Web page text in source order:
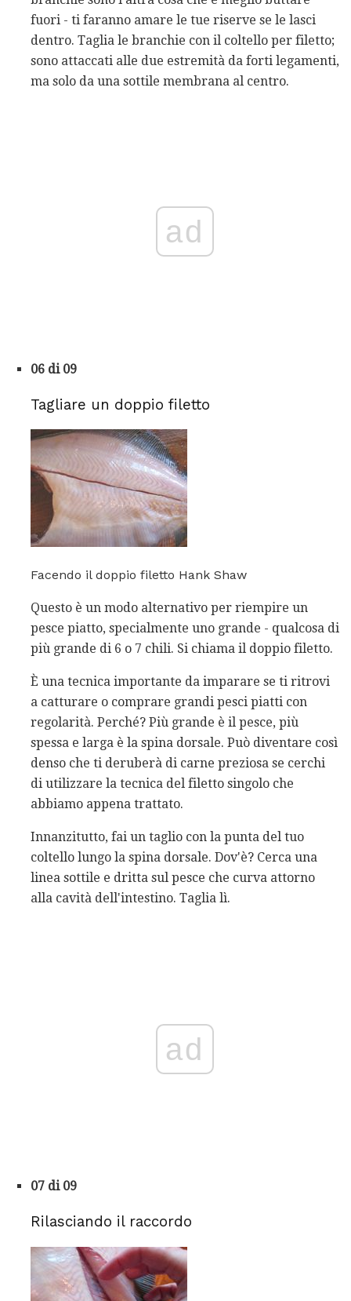
fuori - ti faranno amare le tue riserve se le lasci
dentro. Taglia le branchie con il coltello per filetto;
sono attaccati alle due estremità da forti legamenti,
ma solo da una sottile membrana al centro.
ad
06 di 09
Tagliare un doppio filetto
Facendo il doppio filetto Hank Shaw
Questo è un modo alternativo per riempire un
pesce piatto, specialmente uno grande - qualcosa di
più grande di 6 o 7 chili. Si chiama il doppio filetto.
È una tecnica importante da imparare se ti ritrovi
a catturare o comprare grandi pesci piatti con
regolarità. Perché? Più grande è il pesce, più
spessa e larga è la spina dorsale. Può diventare così
denso che ti deruberà di carne preziosa se cerchi
di utilizzare la tecnica del filetto singolo che
abbiamo appena trattato.
Innanzitutto, fai un taglio con la punta del tuo
coltello lungo la spina dorsale. Dov'è? Cerca una
linea sottile e dritta sul pesce che curva attorno
alla cavità dell'intestino. Taglia lì.
ad
07 di 09
Rilasciando il raccordo